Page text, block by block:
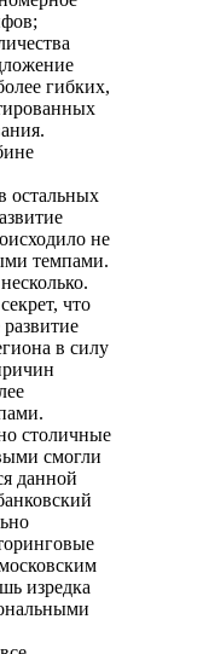
гибких,
остальных
не
темпами.
что
в силу
столичные
смогли
данной
изредка